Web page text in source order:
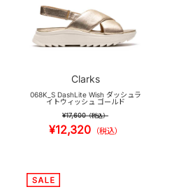
Clarks
068K_S DashLite Wish ダッシュラ
イトウィッシュ ゴールド
¥17,600（税込）
¥12,320 （税込）